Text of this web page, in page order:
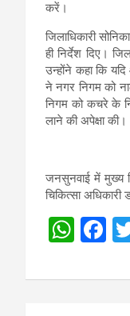
करें।
जिलाधिकारी
ही निर्देश दिए।
उन्होंने कहा कि
ने नगर निगम को
निगम को कचरे के
लाने की अपेक्षा की।
जनसुनवाई में मुख्य
चिकित्सा
W
at
F